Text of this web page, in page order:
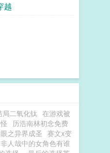
越
二氧化钛 在游戏被
历浩南林初念免费
之异界成圣 赛文x变
非人哉中的女角色有谁